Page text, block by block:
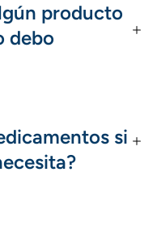
producto
debo
si